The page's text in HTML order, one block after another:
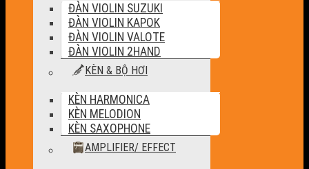
ĐÀN VIOLIN SUZUKI
ĐÀN VIOLIN KAPOK
ĐÀN VIOLIN VALOTE
ĐÀN VIOLIN 2HAND
KÈN & BỘ HƠI
KÈN HARMONICA
KÈN MELODION
KÈN SAXOPHONE
AMPLIFIER/ EFFECT